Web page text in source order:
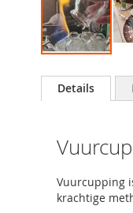
naar
afbeeldingen-
Details
Vuurcupping
krachtige